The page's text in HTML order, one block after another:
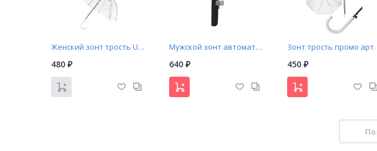
Женский зонт трость Universal арт. А0051 прозрачный купол
480 ₽
Мужской зонт автомат Popular арт. A301 с изогнутой ручкой
640 ₽
Зонт трость промо
450 ₽